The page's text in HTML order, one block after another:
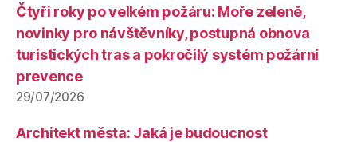
Čtyři roky po velkém požáru: Moře zeleně,
novinky pro návštěvníky, postupná obnova
turistických tras a pokročilý systém požární
prevence
29/07/2026
Architekt města: Jaká je budoucnost